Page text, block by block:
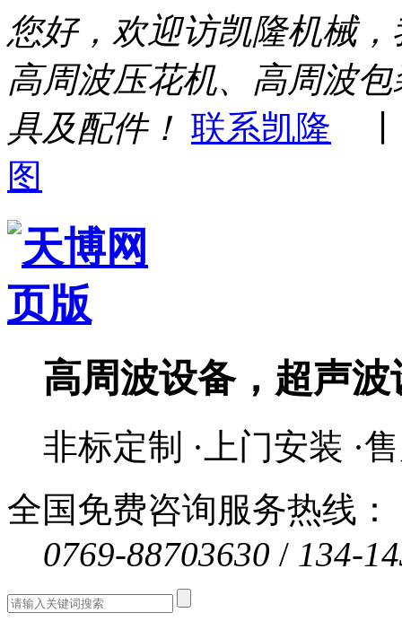
您好，欢迎访凯隆机械
高周波压花机、高周波
具及配件！ 联系凯隆
图
高周波设备，超声
非标定制 ·上门安装 ·
全国免费咨询服务热线：
0769-88703630 / 134-